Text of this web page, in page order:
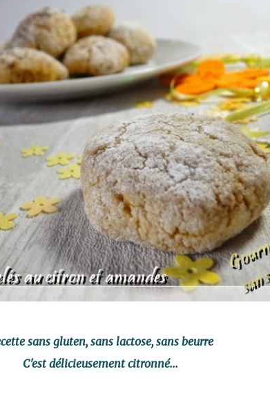
sans gluten, sans lactose, sans beurre
C'est délicieusement citronné...